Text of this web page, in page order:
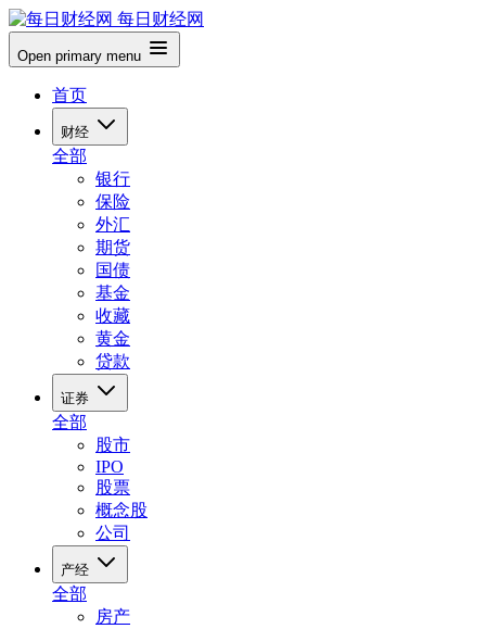
每日财经网
Open primary menu
首页
财经
全部
银行
保险
外汇
期货
国债
基金
收藏
黄金
贷款
证券
全部
股市
IPO
股票
概念股
公司
产经
全部
房产